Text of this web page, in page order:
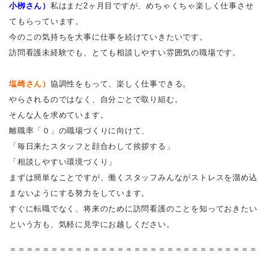
小栁さん） 私はまだ2ヶ月目ですが、めちゃくちゃ楽しく仕事させ
てもらっています。
今のこの気持ちを大事に仕事を続けていきたいです。
訪問看護未経験でも、とても相談しやすい雰囲気の職場です。
塩崎さん） 協調性をもって、楽しく仕事できる。
やらされるのではなく、自分ごとで取り組む。
そんな人を求めています。
離職率「０」の職場づくりに向けて、
「毎日来たスタッフと顔合わして挨拶する」
「相談しやすい環境づくり」
まずは簡単なことですが、働くスタッフみんながストレスを溜め込
まないようにする努力をしています。
すぐに転職でなく、将来のために訪問看護のことを知っておきたい
という方も、気軽に見学にお越しください。
＝＝＝＝＝＝＝＝＝＝＝＝＝＝＝＝＝＝＝＝＝＝＝＝＝＝＝＝＝＝